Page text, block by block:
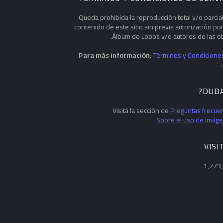
Queda prohibida la reproducción total y/o
contenido de este sitio sin previa autorización
Álbum de Lobos y/o autores de las
Para más información:Términos y
.
Visitá la sección dePreguntas
Sobre el uso de